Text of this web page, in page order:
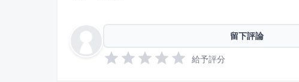
留下評論
給予評分